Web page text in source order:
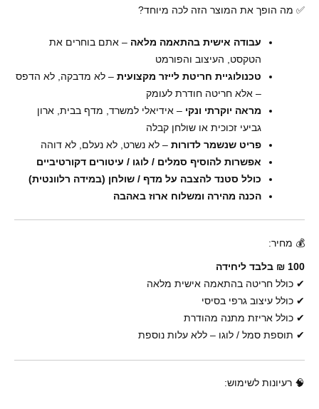
✅ מה הופך את המוצר הזה לכה מיוחד?
עבודה אישית בהתאמה מלאה – אתם בוחרים את
הטקסט, העיצוב והפורמט
טכנולוגיית חריטת לייזר מקצועית – לא מדבקה, לא הדפס
– אלא חריטה חודרת לעומק
מראה יוקרתי ונקי – אידיאלי למשרד, מדף בבית, ארון
גביעי זכוכית או שולחן קבלה
פריט שנשמר לדורות – לא נשרט, לא נעלם, לא דוהה
אפשרות להוסיף סמלים / לוגו / עיטורים דקורטיביים
כולל סטנד להצבה על מדף / שולחן (במידה רלוונטית)
הכנה מהירה ומשלוח ארוז באהבה
💰 מחיר:
100 ₪ בלבד ליחידה
✔ כולל חריטה בהתאמה אישית מלאה
✔ כולל עיצוב גרפי בסיסי
✔ כולל אריזת מתנה מהודרת
✔ תוספת סמל / לוגו – ללא עלות נוספת
🧠 רעיונות לשימוש: